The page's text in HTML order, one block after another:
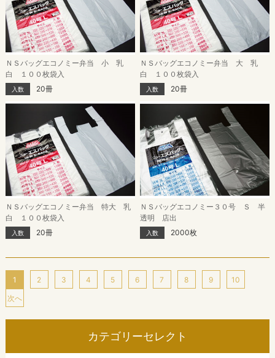
ＮＳバッグエコノミー弁当 小 乳
白 １００枚袋入
入数 20冊
ＮＳバッグエコノミー弁当 大 乳
白 １００枚袋入
入数 20冊
ＮＳバッグエコノミー弁当 特大 乳
白 １００枚袋入
入数 20冊
ＮＳバッグエコノミー３０号 Ｓ 半
透明 店出
入数 2000枚
1 2 3 4 5 6 7 8 9
10
次へ
カテゴリーセレクト